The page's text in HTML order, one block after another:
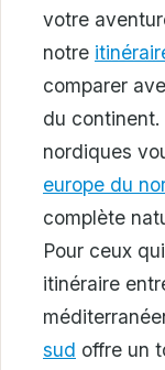
votre
notre
comparer
du
nordiques
europe du
complète
Pour ceux
itinéraire
sud offre un